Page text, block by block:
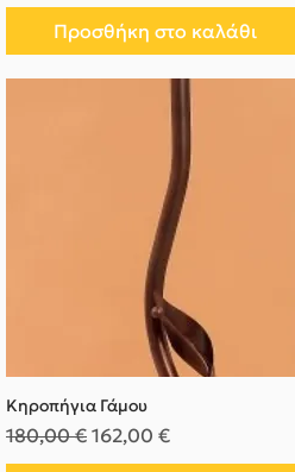
Προσθήκη στο καλάθι
Κηροπήγια Γάμου
Κανονική τιμή
180,00 € Τιμή Έκπτωσης
162,00 €